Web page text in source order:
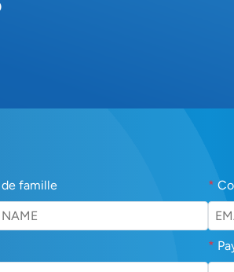
famille *
*